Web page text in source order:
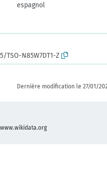
espagnol
N85W7DT1-Z
Dernière modification le 27/01/
www.wikidata.org